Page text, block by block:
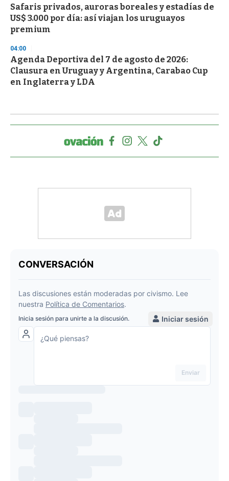
Safaris privados, auroras boreales y estadías de
US$ 3.000 por día: así viajan los uruguayos
premium
04:00
Agenda Deportiva del 7 de agosto de 2026:
Clausura en Uruguay y Argentina, Carabao Cup
en Inglaterra y LDA